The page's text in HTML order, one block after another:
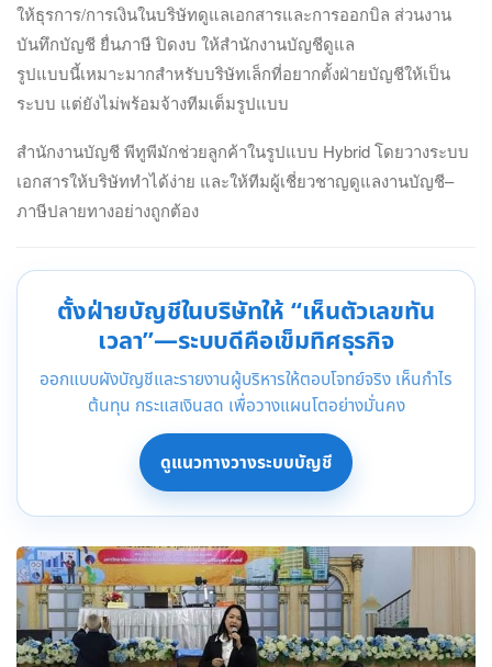
ให้ธุรการ/การเงินในบริษัทดูแลเอกสารและการออกบิล ส่วนงาน
บันทึกบัญชี ยื่นภาษี ปิดงบ ให้สำนักงานบัญชีดูแล
รูปแบบนี้เหมาะมากสำหรับบริษัทเล็กที่อยากตั้งฝ่ายบัญชีให้เป็น
ระบบ แต่ยังไม่พร้อมจ้างทีมเต็มรูปแบบ
สำนักงานบัญชี พีทูพีมักช่วยลูกค้าในรูปแบบ Hybrid โดยวางระบบ
เอกสารให้บริษัททำได้ง่าย และให้ทีมผู้เชี่ยวชาญดูแลงานบัญชี–
ภาษีปลายทางอย่างถูกต้อง
ตั้งฝ่ายบัญชีในบริษัทให้ “เห็นตัวเลขทัน
เวลา”—ระบบดีคือเข็มทิศธุรกิจ
ออกแบบผังบัญชีและรายงานผู้บริหารให้ตอบโจทย์จริง เห็นกำไร
ต้นทุน กระแสเงินสด เพื่อวางแผนโตอย่างมั่นคง
ดูแนวทางวางระบบบัญชี